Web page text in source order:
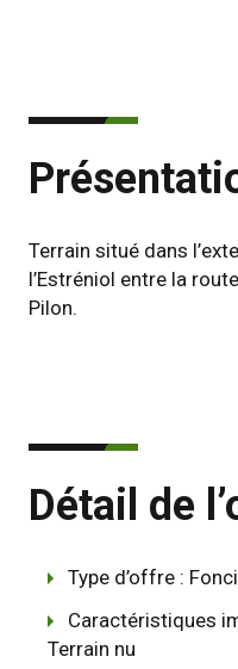
Terrain situé dans
l’Estréniol entre la
Pilon.
Détail de
Type d’offre :
Caractéristiques
Terrain nu